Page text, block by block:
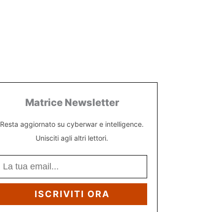
Matrice Newsletter
Resta aggiornato su cyberwar e intelligence.
Unisciti agli altri lettori.
ISCRIVITI ORA